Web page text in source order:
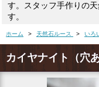
す。スタッフ手作りの
す。
ホーム > 天然石ルース > いろ
カイヤナイト（穴あ